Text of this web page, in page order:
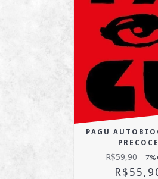
PAGU
R$59,90 7%